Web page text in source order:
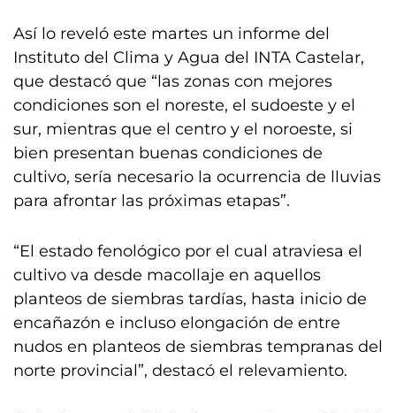
Así lo reveló este martes un informe del
Instituto del Clima y Agua del INTA Castelar,
que destacó que “las zonas con mejores
condiciones son el noreste, el sudoeste y el
sur, mientras que el centro y el noroeste, si
bien presentan buenas condiciones de
cultivo, sería necesario la ocurrencia de lluvias
para afrontar las próximas etapas”.
“El estado fenológico por el cual atraviesa el
cultivo va desde macollaje en aquellos
planteos de siembras tardías, hasta inicio de
encañazón e incluso elongación de entre
nudos en planteos de siembras tempranas del
norte provincial”, destacó el relevamiento.